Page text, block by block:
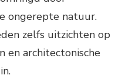
ongerepte natuur.
zelfs uitzichten op
en architectonische